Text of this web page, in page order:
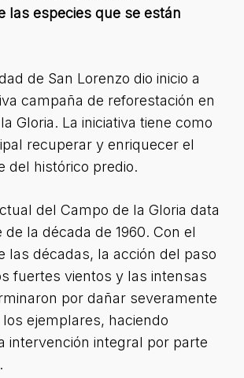
las especies que se están
de San Lorenzo dio inicio a
campaña de reforestación en
Gloria. La iniciativa tiene como
recuperar y enriquecer el
del histórico predio.
del Campo de la Gloria data
la década de 1960. Con el
las décadas, la acción del paso
fuertes vientos y las intensas
por dañar severamente
ejemplares, haciendo
intervención integral por parte